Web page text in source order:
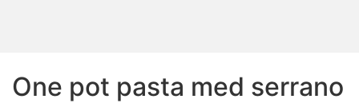
One pot pasta med serrano